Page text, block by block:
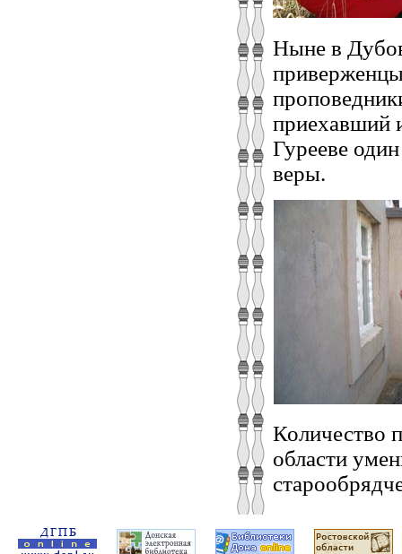
Ныне в
приехавший
Гурееве
веры.
Количество
области